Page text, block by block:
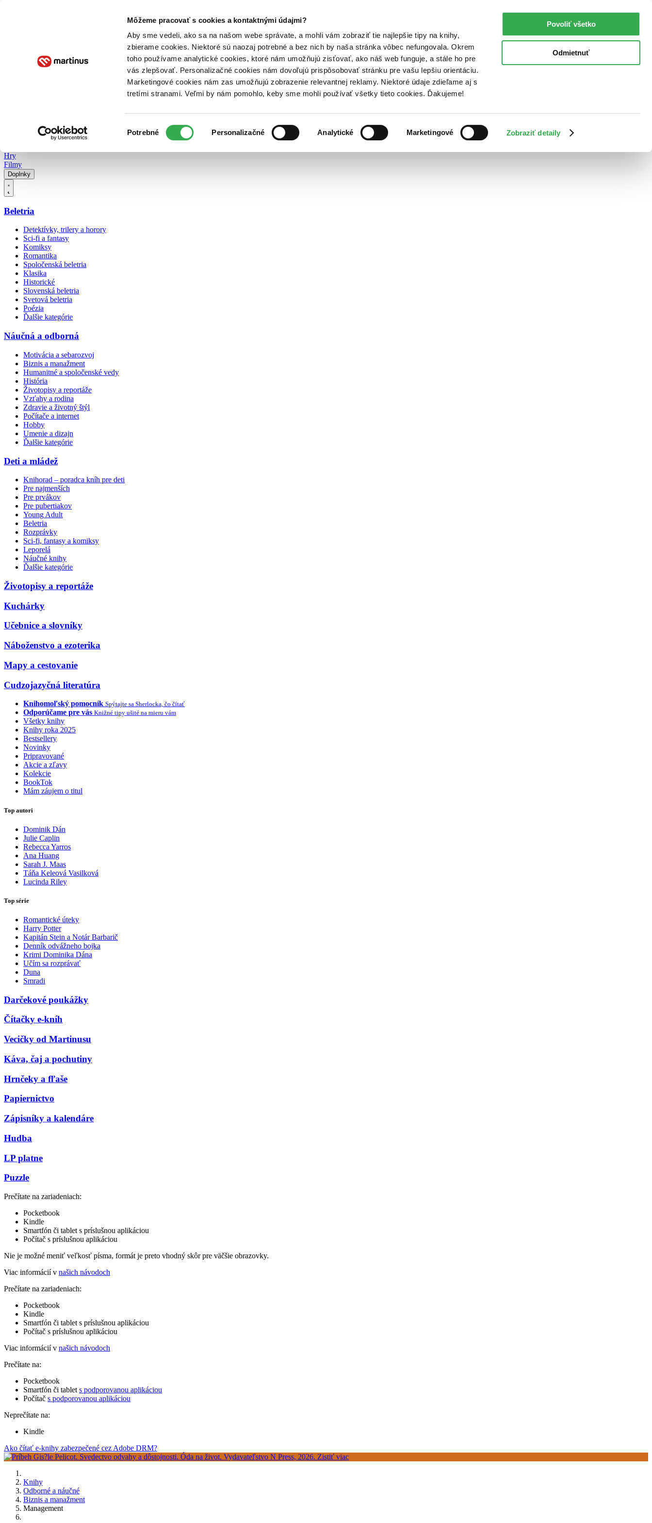
Môžeme pracovať s cookies a kontaktnými údajmi?
Aby sme vedeli, ako sa na našom webe správate, a mohli vám zobraziť tie najlepšie tipy na knihy,
zbierame cookies. Niektoré sú naozaj potrebné a bez nich by naša stránka vôbec nefungovala. Okrem
toho používame analytické cookies, ktoré nám umožňujú zisťovať, ako náš web funguje, a stále ho pre
vás zlepšovať. Personalizačné cookies nám dovoľujú prispôsobovať stránku pre vašu lepšiu orientáciu.
Marketingové cookies nám zas umožňujú zobrazenie relevantnej reklamy. Niektoré údaje zdieľame aj s
tretími stranami. Veľmi by nám pomohlo, keby sme mohli používať všetky tieto cookies. Ďakujeme!
súhlasu
Potrebné Personalizačné Analytické Marketingové Zobraziť detaily
Povoliť všetko
Odmietnuť
Poukážky Kontakt
Hry
Filmy
Doplnky
Beletria
Detektívky, trilery a horory
Sci-fi a fantasy
Komiksy
Romantika
Spoločenská beletria
Klasika
Historické
Slovenská beletria
Svetová beletria
Poézia
Ďalšie kategórie
Náučná a odborná
Motivácia a sebarozvoj
Biznis a manažment
Humanitné a spoločenské vedy
História
Životopisy a reportáže
Vzťahy a rodina
Zdravie a životný štýl
Počítače a internet
Hobby
Umenie a dizajn
Ďalšie kategórie
Deti a mládež
Knihorad – poradca kníh pre deti
Pre najmenších
Pre prvákov
Pre pubertiakov
Young Adult
Beletria
Rozprávky
Sci-fi, fantasy a komiksy
Leporelá
Náučné knihy
Ďalšie kategórie
Životopisy a reportáže
Kuchárky
Učebnice a slovníky
Náboženstvo a ezoterika
Mapy a cestovanie
Cudzojazyčná literatúra
Knihomoľský pomocník Spýtajte sa Sherlocka, čo čítať
Odporúčame pre vás Knižné tipy ušité na mieru vám
Všetky knihy
Knihy roka 2025
Bestsellery
Novinky
Pripravované
Akcie a zľavy
Kolekcie
BookTok
Mám záujem o titul
Top autori
Dominik Dán
Julie Caplin
Rebecca Yarros
Ana Huang
Sarah J. Maas
Táňa Keleová Vasilková
Lucinda Riley
Top série
Romantické úteky
Harry Potter
Kapitán Stein a Notár Barbarič
Denník odvážneho bojka
Krimi Dominika Dána
Učím sa rozprávať
Duna
Smradi
Darčekové poukážky
Čítačky e-kníh
Vecičky od Martinusu
Káva, čaj a pochutiny
Hrnčeky a fľaše
Papiernictvo
Zápisníky a kalendáre
Hudba
LP platne
Puzzle
Prečítate na zariadeniach:
Pocketbook
Kindle
Smartfón či tablet s príslušnou aplikáciou
Počítač s príslušnou aplikáciou
Nie je možné meniť veľkosť písma, formát je preto vhodný skôr pre väčšie obrazovky.
Viac informácií v našich návodoch
Prečítate na zariadeniach:
Pocketbook
Kindle
Smartfón či tablet s príslušnou aplikáciou
Počítač s príslušnou aplikáciou
Viac informácií v našich návodoch
Prečítate na:
Pocketbook
Smartfón či tablet s podporovanou aplikáciou
Počítač s podporovanou aplikáciou
Neprečítate na:
Kindle
Ako čítať e-knihy zabezpečené cez Adobe DRM?
Knihy
Odborné a náučné
Biznis a manažment
Management